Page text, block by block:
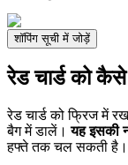
शॉपिंग सूची में जोड़ें
रेड चार्ड को
रेड चार्ड को फ्रिज में
बैग में डालें।यह इसकी
हफ्ते तक चल सकती है।